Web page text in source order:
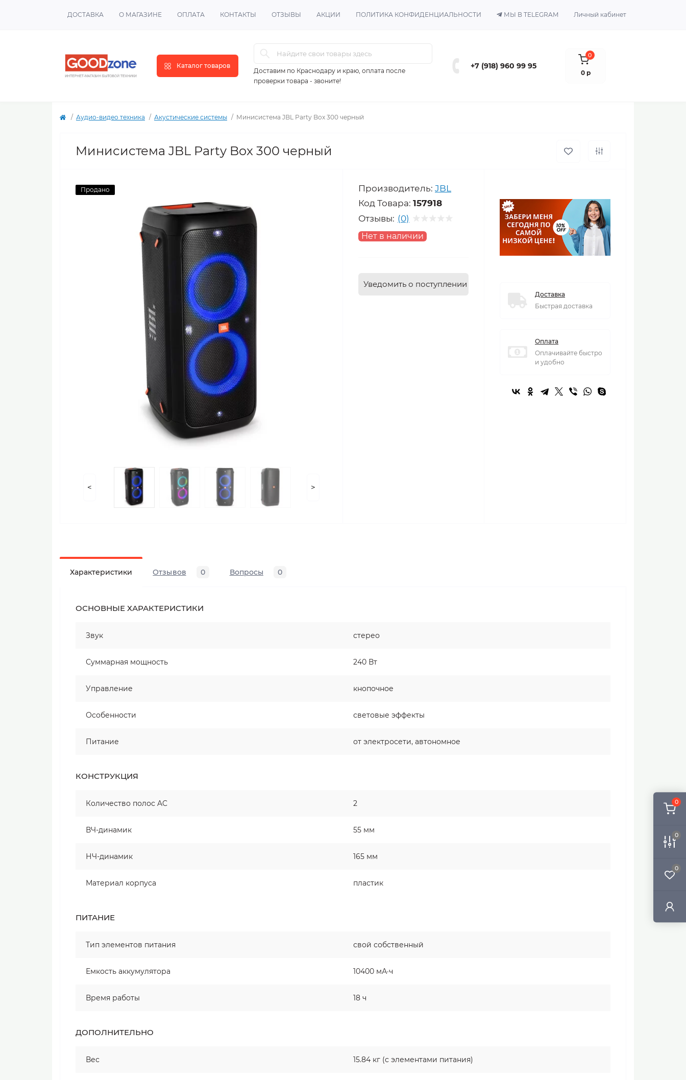
0
0
0
ДОСТАВКА О МАГАЗИНЕ ОПЛАТА КОНТАКТЫ ОТЗЫВЫ АКЦИИ ПОЛИТИКА КОНФИДЕНЦИАЛЬНОСТИ МЫ В TELEGRAM Личный кабинет
Каталог товаров
Доставим по Краснодару и краю, оплата после
проверки товара - звоните!
+7 (918) 960 99 95
0
0 р
Аудио-видео техника Акустические системы Минисистема JBL Party Box 300 черный
Минисистема JBL Party Box 300 черный
Продано
< >
Производитель: JBL
Код Товара: 157918
Отзывы: (0)
Нет в наличии
Уведомить о поступлении
Доставка
Быстрая доставка
Оплата
Оплачивайте быстро
и удобно
Характеристики Отзывов 0 Вопросы 0
ОСНОВНЫЕ ХАРАКТЕРИСТИКИ
Звук стерео
Суммарная мощность 240 Вт
Управление кнопочное
Особенности световые эффекты
Питание от электросети, автономное
КОНСТРУКЦИЯ
Количество полос AC 2
ВЧ-динамик 55 мм
НЧ-динамик 165 мм
Материал корпуса пластик
ПИТАНИЕ
Тип элементов питания свой собственный
Емкость аккумулятора 10400 мА·ч
Время работы 18 ч
ДОПОЛНИТЕЛЬНО
Вес 15.84 кг (с элементами питания)